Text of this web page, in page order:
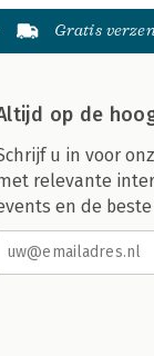
Gratis
op de
u in voor
relevante
en de